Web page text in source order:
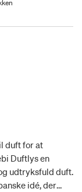
duft for at
Duftlys en
udtryksfuld duft.
idé, der